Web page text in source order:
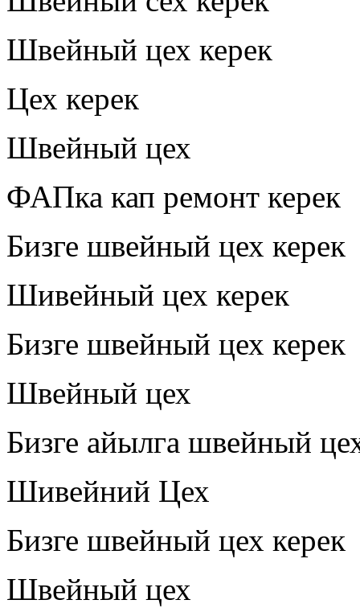
Швейный цех керек
Цех керек
Швейный цех
ФАПка кап ремонт керек
Бизге швейный цех керек
Шивейный цех керек
Бизге швейный цех керек
Швейный цех
Бизге айылга швейный
Шивейний Цех
Бизге швейный цех керек
Швейный цех